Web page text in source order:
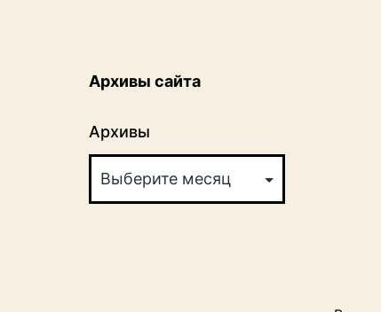
Архивы сайта
Архивы